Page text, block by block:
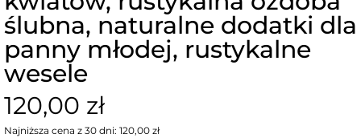
ślubna, naturalne dodatki dla
panny młodej, rustykalne
wesele
120,00 zł
Najniższa cena z 30 dni: 120,00 zł